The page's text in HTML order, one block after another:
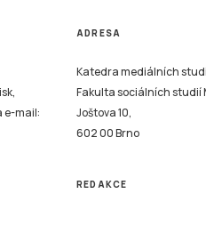
e-mail:
ADRESA
Katedra mediálních
Fakulta sociálních studií
Joštova 10,
602 00 Brno
REDAKCE